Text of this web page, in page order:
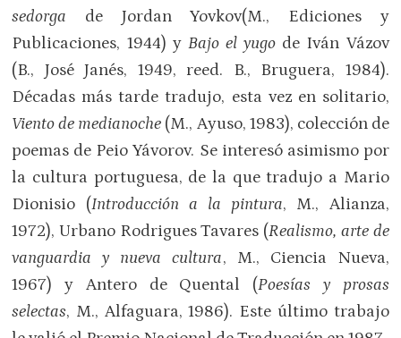
sedorga de Jordan Yovkov(M., Ediciones y
Publicaciones, 1944) y Bajo el yugo de Iván Vázov
(B., José Janés, 1949, reed. B., Bruguera, 1984).
Décadas más tarde tradujo, esta vez en solitario,
Viento de medianoche (M., Ayuso, 1983), colección de
poemas de Peio Yávorov. Se interesó asimismo por
la cultura portuguesa, de la que tradujo a Mario
Dionisio (Introducción a la pintura, M., Alianza,
1972), Urbano Rodrigues Tavares (Realismo, arte de
vanguardia y nueva cultura, M., Ciencia Nueva,
1967) y Antero de Quental (Poesías y prosas
selectas, M., Alfaguara, 1986). Este último trabajo